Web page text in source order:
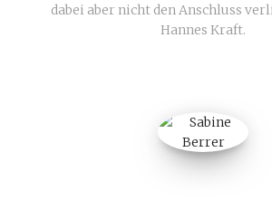
dabei aber nicht den Anschluss
Hannes Kraft.